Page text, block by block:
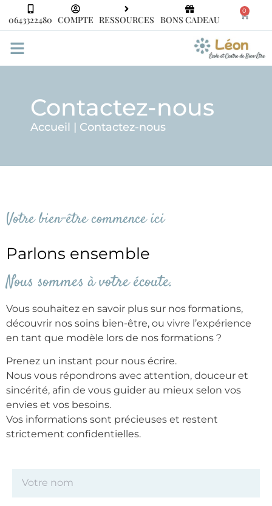
0643322480 COMPTE RESSOURCES BONS CADEAU
0
Contactez-nous
Accueil | Contactez-nous
Votre bien-être commence ici
Parlons ensemble
Nous sommes à votre écoute.
Vous souhaitez en savoir plus sur nos formations,
découvrir nos soins bien-être, ou vivre l’expérience
en tant que modèle lors de nos formations ?
Prenez un instant pour nous écrire.
Nous vous répondrons avec attention, douceur et
sincérité, afin de vous guider au mieux selon vos
envies et vos besoins.
Vos informations sont précieuses et restent
strictement confidentielles.